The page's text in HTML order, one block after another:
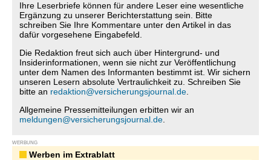
Ihre Leserbriefe können für andere Leser eine wesentliche
Ergänzung zu unserer Berichterstattung sein. Bitte
schreiben Sie Ihre Kommentare unter den Artikel in das
dafür vorgesehene Eingabefeld.
Die Redaktion freut sich auch über Hintergrund- und
Insiderinformationen, wenn sie nicht zur Veröffentlichung
unter dem Namen des Informanten bestimmt ist. Wir sichern
unseren Lesern absolute Vertraulichkeit zu. Schreiben Sie
bitte an redaktion@versicherungsjournal.de
Allgemeine Pressemitteilungen erbitten wir an
meldungen@versicherungsjournal.de
WERBUNG
Werben im Extrablatt